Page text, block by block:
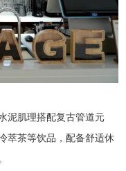
泥肌理搭配复古管道元
萃茶等饮品，配备舒适休